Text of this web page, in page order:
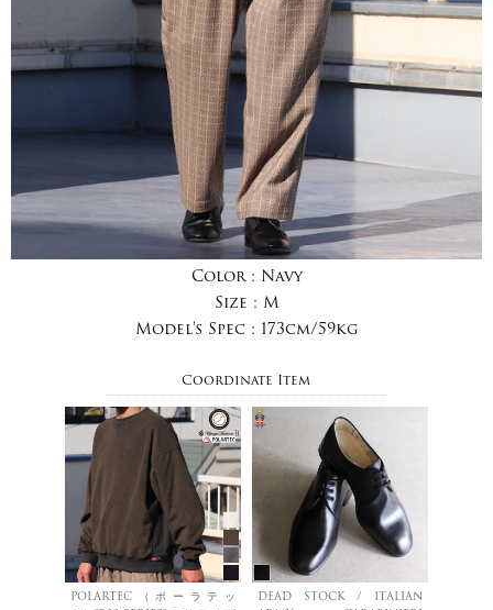
Color : Navy
Size : M
Model's Spec : 173cm/59kg
Coordinate Item
POLARTEC（ポーラテッ
DEAD STOCK / ITALIAN